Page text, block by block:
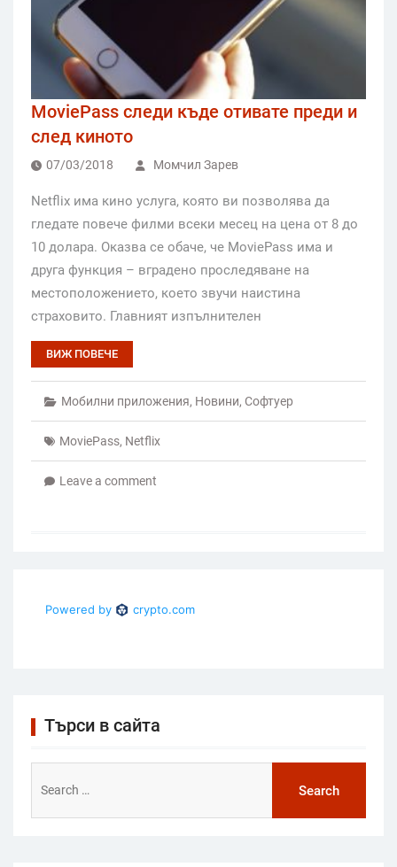
MoviePass следи къде отивате преди и
след киното
07/03/2018 Момчил Зарев
Netflix има кино услуга, която ви позволява да
гледате повече филми всеки месец на цена от 8 до
10 долара. Оказва се обаче, че MoviePass има и
друга функция – вградено проследяване на
местоположението, което звучи наистина
страховито. Главният изпълнителен
ВИЖ ПОВЕЧЕ
Мобилни приложения, Новини, Софтуер
MoviePass, Netflix
Leave a comment
Търси в сайта
for: